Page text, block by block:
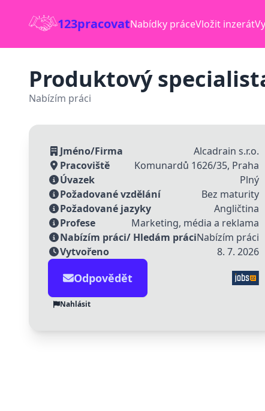
123pracovatNabídky práceVložit inzerát
Produktový
Nabízím práci
Jméno/Firma
Alcadrain s.r.o.
Pracoviště
Komunardů 1626/35, Praha
Úvazek
Plný
Požadované vzdělání
Bez maturity
Požadované jazyky
Angličtina
Profese
Marketing, média a reklama
Nabízím práci/ Hledám práciNabízím práci
Vytvořeno
8. 7. 2026
Odpovědět
Nahlásit